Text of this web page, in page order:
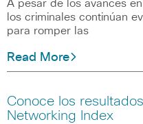
A pesar de los avances
los criminales continúan
para romper las
Read More
Conoce los
Networking Index